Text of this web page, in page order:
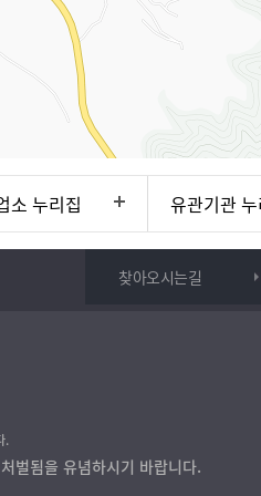
소 누리집 유관기관
찾아오시는길
.
벌됨을 유념하시기 바랍니다.